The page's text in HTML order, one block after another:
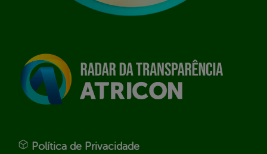
Política de Privacidade